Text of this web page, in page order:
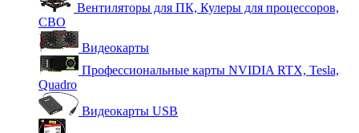
Вентиляторы для ПК, Кулеры для процессоров,
СВО
Видеокарты
Профессиональные карты NVIDIA RTX, Tesla,
Quadro
Видеокарты USB